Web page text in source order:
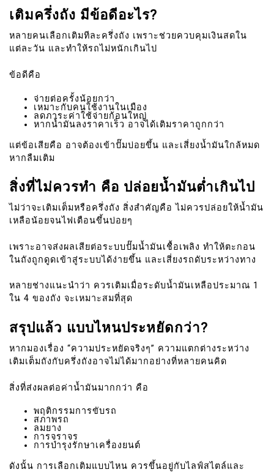
เติมครึ่งถัง มีข้อดีอะไร?
หลายคนเลือกเติมทีละครึ่งถัง เพราะช่วยควบคุมเงินสดใน
แต่ละวัน และทำให้รถไม่หนักเกินไป
ข้อดีคือ
จ่ายต่อครั้งน้อยกว่า
เหมาะกับคนใช้งานในเมือง
ลดภาระค่าใช้จ่ายก้อนใหญ่
หากน้ำมันลงราคาเร็ว อาจได้เติมราคาถูกกว่า
แต่ข้อเสียคือ อาจต้องเข้าปั๊มบ่อยขึ้น และเสี่ยงน้ำมันใกล้หมด
หากลืมเติม
สิ่งที่ไม่ควรทำ คือ ปล่อยน้ำมันต่ำเกินไป
ไม่ว่าจะเติมเต็มหรือครึ่งถัง สิ่งสำคัญคือ ไม่ควรปล่อยให้น้ำมัน
เหลือน้อยจนไฟเตือนขึ้นบ่อยๆ
เพราะอาจส่งผลเสียต่อระบบปั๊มน้ำมันเชื้อเพลิง ทำให้ตะกอน
ในถังถูกดูดเข้าสู่ระบบได้ง่ายขึ้น และเสี่ยงรถดับระหว่างทาง
หลายช่างแนะนำว่า ควรเติมเมื่อระดับน้ำมันเหลือประมาณ 1
ใน 4 ของถัง จะเหมาะสมที่สุด
สรุปแล้ว แบบไหนประหยัดกว่า?
หากมองเรื่อง “ความประหยัดจริงๆ” ความแตกต่างระหว่าง
เติมเต็มถังกับครึ่งถังอาจไม่ได้มากอย่างที่หลายคนคิด
สิ่งที่ส่งผลต่อค่าน้ำมันมากกว่า คือ
พฤติกรรมการขับรถ
สภาพรถ
ลมยาง
การจราจร
การบำรุงรักษาเครื่องยนต์
ดังนั้น การเลือกเติมแบบไหน ควรขึ้นอยู่กับไลฟ์สไตล์และ